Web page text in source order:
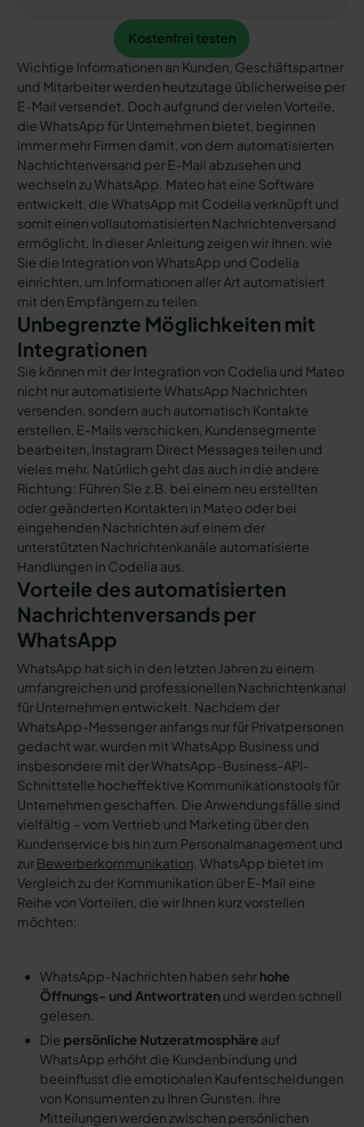
Kostenfrei testen
Kostenfrei testen
Wichtige Informationen an Kunden, Geschäftspartner
und Mitarbeiter werden heutzutage üblicherweise per
E-Mail versendet. Doch aufgrund der vielen Vorteile,
die WhatsApp für Unternehmen bietet, beginnen
immer mehr Firmen damit, von dem automatisierten
Nachrichtenversand per E-Mail abzusehen und
wechseln zu WhatsApp. Mateo hat eine Software
entwickelt, die WhatsApp mit Codelia verknüpft und
somit einen vollautomatisierten Nachrichtenversand
ermöglicht. In dieser Anleitung zeigen wir Ihnen, wie
Sie die Integration von WhatsApp und Codelia
einrichten, um Informationen aller Art automatisiert
mit den Empfängern zu teilen.
Unbegrenzte Möglichkeiten mit
Integrationen
Sie können mit der Integration von Codelia und Mateo
nicht nur automatisierte WhatsApp Nachrichten
versenden, sondern auch automatisch Kontakte
erstellen, E-Mails verschicken, Kundensegmente
bearbeiten, Instagram Direct Messages teilen und
vieles mehr. Natürlich geht das auch in die andere
Richtung: Führen Sie z.B. bei einem neu erstellten
oder geänderten Kontakten in Mateo oder bei
eingehenden Nachrichten auf einem der
unterstützten Nachrichtenkanäle automatisierte
Handlungen in Codelia aus.
Vorteile des automatisierten
Nachrichtenversands per
WhatsApp
WhatsApp hat sich in den letzten Jahren zu einem
umfangreichen und professionellen Nachrichtenkanal
für Unternehmen entwickelt. Nachdem der
WhatsApp-Messenger anfangs nur für Privatpersonen
gedacht war, wurden mit WhatsApp Business und
insbesondere mit der WhatsApp-Business-API-
Schnittstelle hocheffektive Kommunikationstools für
Unternehmen geschaffen. Die Anwendungsfälle sind
vielfältig – vom Vertrieb und Marketing über den
Kundenservice bis hin zum Personalmanagement und
zurBewerberkommunikation. WhatsApp bietet im
Vergleich zu der Kommunikation über E-Mail eine
Reihe von Vorteilen, die wir Ihnen kurz vorstellen
möchten:
WhatsApp-Nachrichten haben sehrhohe
Öffnungs- und Antwortratenund werden schnell
gelesen.
Die persönliche Nutzeratmosphäre auf
WhatsApp erhöht die Kundenbindung und
beeinflusst die emotionalen Kaufentscheidungen
von Konsumenten zu Ihren Gunsten. Ihre
Mitteilungen werden zwischen persönlichen